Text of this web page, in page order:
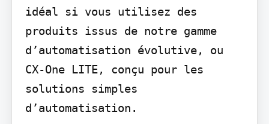
idéal si vous utilisez des
produits issus de notre gamme
d’automatisation évolutive, ou
CX-One LITE, conçu pour les
solutions simples
d’automatisation.